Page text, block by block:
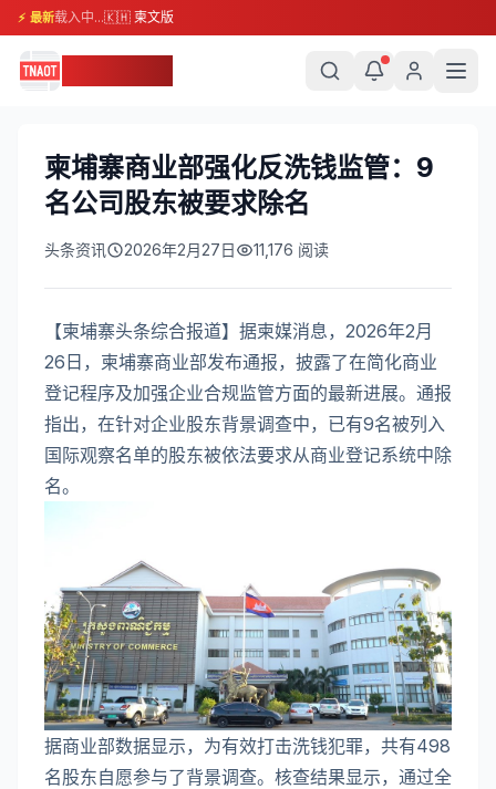
⚡ 最新载入中...🇰🇭 柬文版
柬埔寨商业部强化反洗钱监管：9
名公司股东被要求除名
头条资讯 2026年2月27日 11,176 阅读
【柬埔寨头条综合报道】据柬媒消息，2026年2月
26日，柬埔寨商业部发布通报，披露了在简化商业
登记程序及加强企业合规监管方面的最新进展。通报
指出，在针对企业股东背景调查中，已有9名被列入
国际观察名单的股东被依法要求从商业登记系统中除
名。
据商业部数据显示，为有效打击洗钱犯罪，共有498
名股东自愿参与了背景调查。核查结果显示，通过全